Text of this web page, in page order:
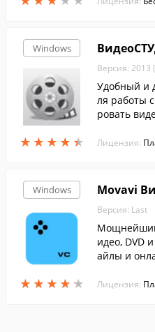
Windows
★ ★ ★ ★ ★
★ ★ ★ ★ ★
Версия: 2013
Удобный и
ля работы
ровать
иски и пр.
Лицензия:
Windows
★ ★ ★ ★ ★
★ ★ ★ ★ ★
Movavi
Версия: Last
идео, DVD
айлы и
в (теперь
Лицензия: